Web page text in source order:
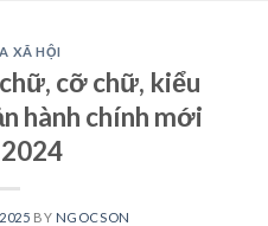
XÃ HỘI
cỡ chữ, kiểu
hành chính mới
BY NGOCSON